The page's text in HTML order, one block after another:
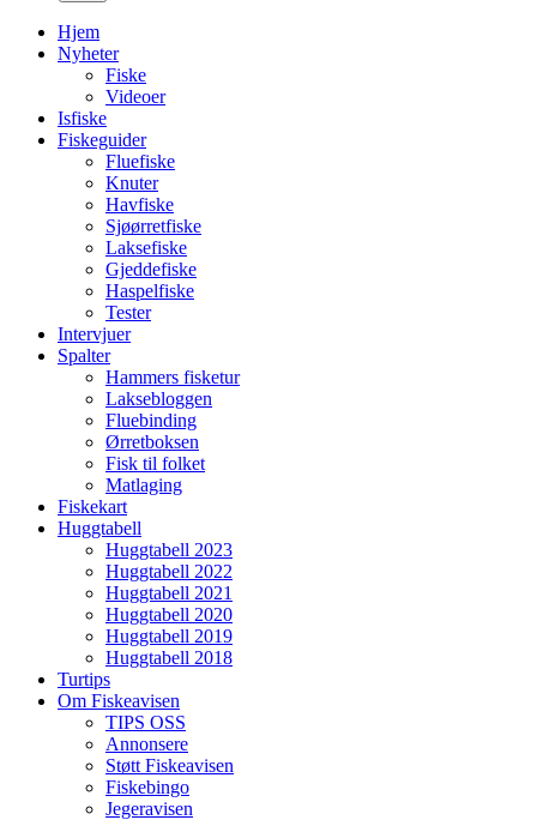
Hjem
Nyheter
Fiske
Videoer
Isfiske
Fiskeguider
Fluefiske
Knuter
Havfiske
Sjøørretfiske
Laksefiske
Gjeddefiske
Haspelfiske
Tester
Intervjuer
Spalter
Hammers fisketur
Laksebloggen
Fluebinding
Ørretboksen
Fisk til folket
Matlaging
Fiskekart
Huggtabell
Huggtabell 2023
Huggtabell 2022
Huggtabell 2021
Huggtabell 2020
Huggtabell 2019
Huggtabell 2018
Turtips
Om Fiskeavisen
TIPS OSS
Annonsere
Støtt Fiskeavisen
Fiskebingo
Jegeravisen